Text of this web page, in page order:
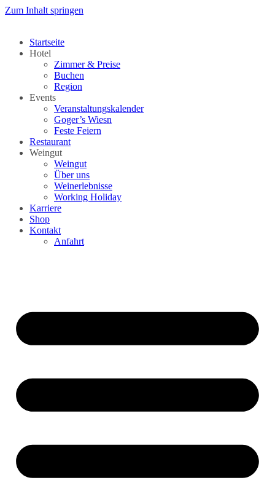
Zum Inhalt springen
Startseite
Hotel
Zimmer & Preise
Buchen
Region
Events
Veranstaltungskalender
Goger’s Wiesn
Feste Feiern
Restaurant
Weingut
Weingut
Über uns
Weinerlebnisse
Working Holiday
Karriere
Shop
Kontakt
Anfahrt